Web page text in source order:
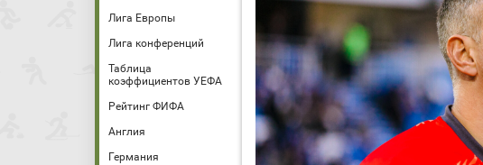
Лига Европы
Лига конференций
Таблица
коэффициентов УЕФА
Рейтинг ФИФА
Англия
Германия